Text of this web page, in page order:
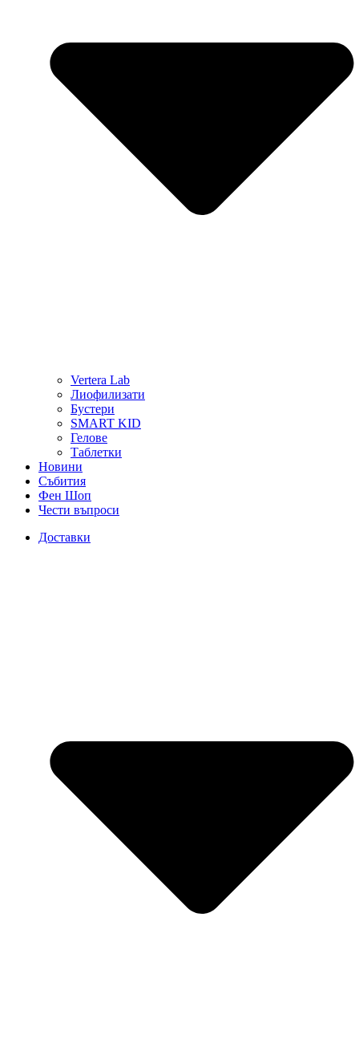
Vertera Lab
Лиофилизати
Бустери
SMART KID
Гелове
Таблетки
Новини
Събития
Фен Шоп
Чести въпроси
Доставки